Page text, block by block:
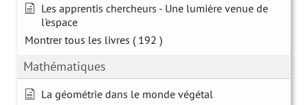
Les apprentis chercheurs - Une lumière venue de
l'espace
Montrer tous les livres ( 192 )
Mathématiques
La géométrie dans le monde végétal